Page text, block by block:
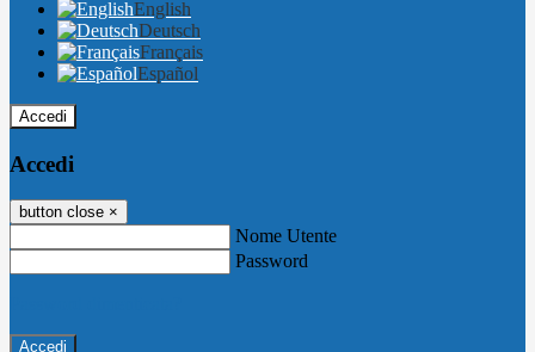
English
Deutsch
Français
Español
Accedi
Accedi
button close ×
Nome Utente
Password